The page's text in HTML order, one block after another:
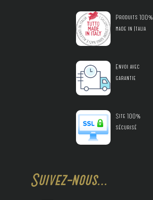
Produits 100%
made in Italia
Envoi avec
garantie
Site 100%
sécurisé
Suivez-nous...